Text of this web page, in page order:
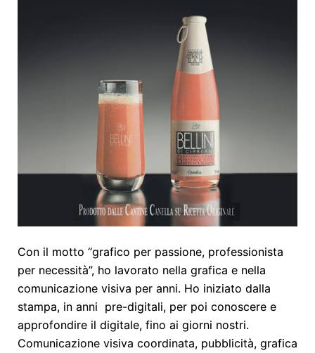
Con il motto “grafico per passione, professionista
per necessità”, ho lavorato nella grafica e nella
comunicazione visiva per anni. Ho iniziato dalla
stampa, in anni pre-digitali, per poi conoscere e
approfondire il digitale, fino ai giorni nostri.
Comunicazione visiva coordinata, pubblicità, grafica